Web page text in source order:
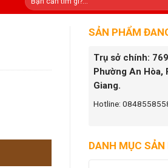
SẢN PHẨM
Trụ sở chính:
Phường An Hòa,
Giang.
Hotline:
DANH MỤC SẢN